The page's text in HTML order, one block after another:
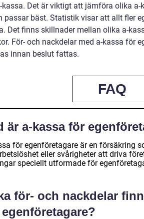
kassa. Det är viktigt att jämföra olika
passar bäst. Statistik visar att allt fler
Det finns skillnader mellan olika a-
För- och nackdelar med a-kassa för
innan beslut fattas.
FAQ
är a-kassa för
för egenföretagare är en försäkring
eller svårigheter att driva
speciellt utformade för
för- och nackdelar